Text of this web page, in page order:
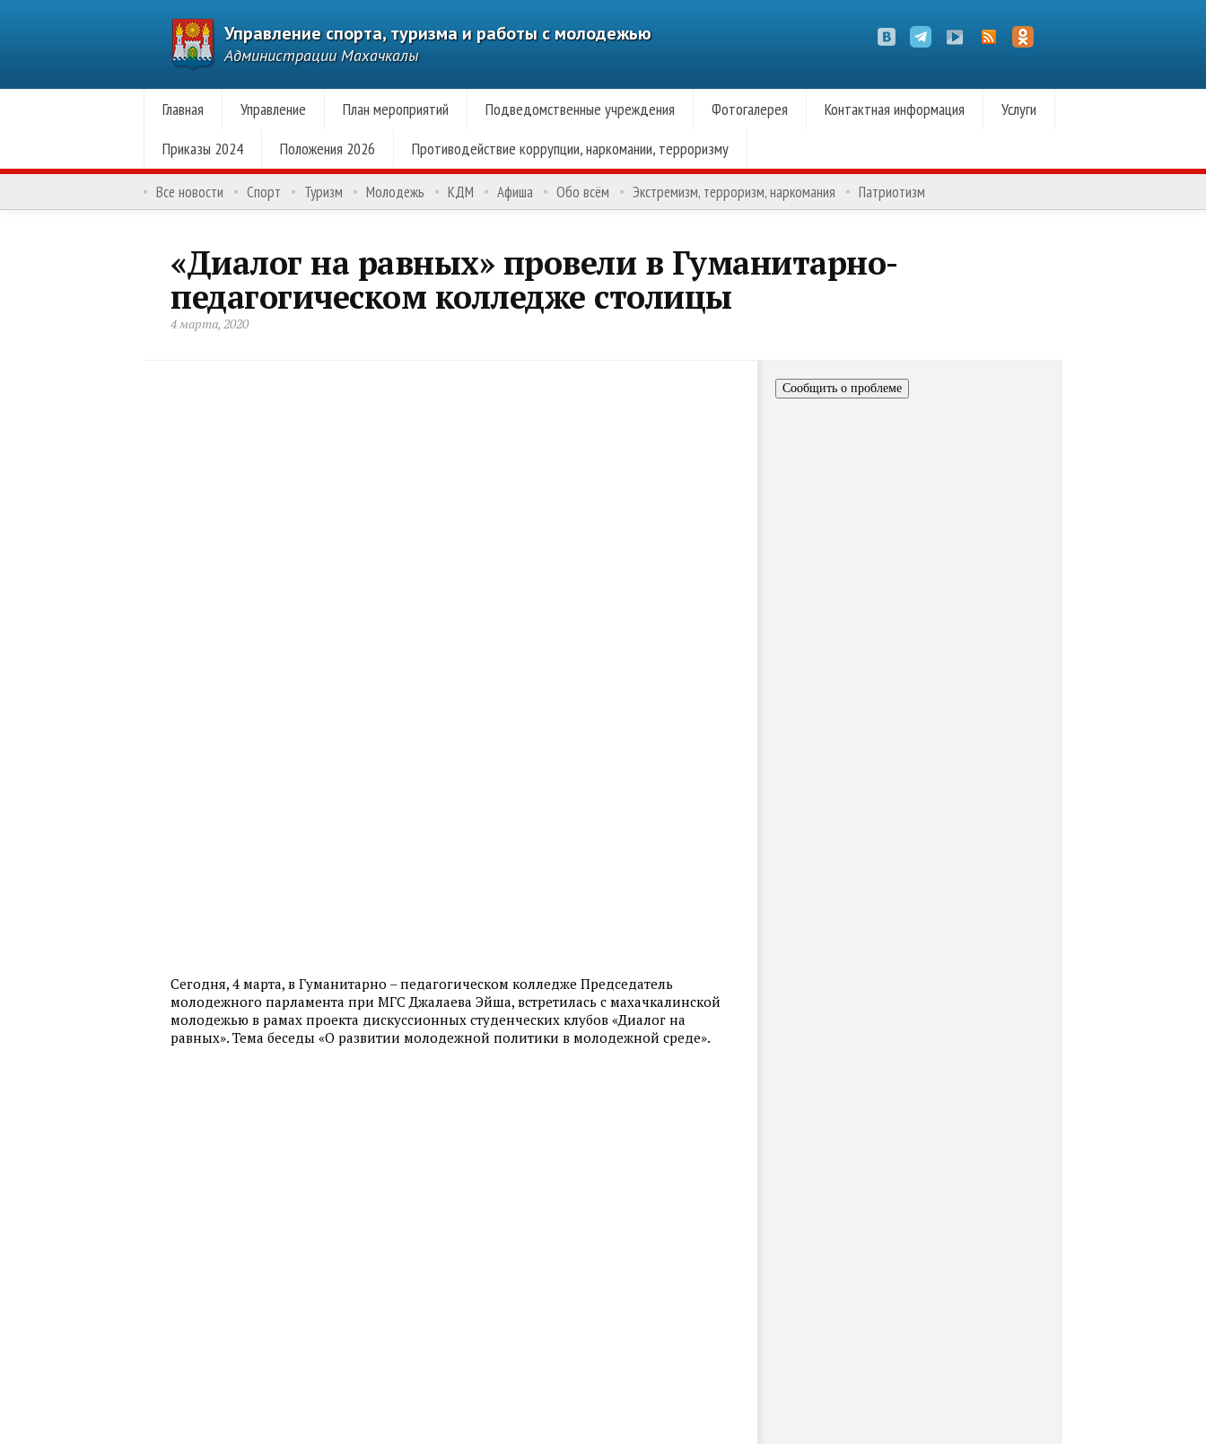
Управление спорта, туризма и работы с молодежью
Администрации Махачкалы
Главная Управление План мероприятий Подведомственные учреждения Фотогалерея Контактная информация
Услуги
Приказы 2024
Положения 2026 Противодействие коррупции, наркомании, терроризму
Все новости Спорт Туризм Молодежь КДМ Афиша Обо всём Экстремизм, терроризм, наркомания Патриотизм
«Диалог на равных» провели в Гуманитарно-
педагогическом колледже столицы
4 марта, 2020
Сегодня, 4 марта, в Гуманитарно – педагогическом колледже Председатель
молодежного парламента при МГС Джалаева Эйша, встретилась с махачкалинской
молодежью в рамах проекта дискуссионных студенческих клубов «Диалог на
равных». Тема беседы «О развитии молодежной политики в молодежной среде».
Сообщить о проблеме